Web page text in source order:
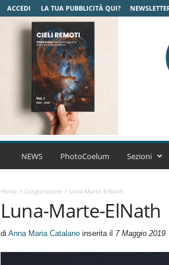
ACCEDI LA TUA PUBBLICITÀ QUI?
C
u
m
r
NEWS PhotoCoelum Sezioni
Home > Congiunzione > Luna-Marte-ElNath
Luna-Marte-ElNath
di Anna Maria Catalanoinserita il 7 Maggio 2019